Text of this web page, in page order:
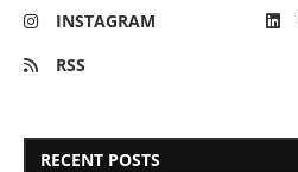
INSTAGRAM
RSS
RECENT POSTS